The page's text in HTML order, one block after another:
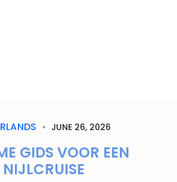
JUNE 26, 2026
GIDS VOOR EEN
NIJLCRUISE